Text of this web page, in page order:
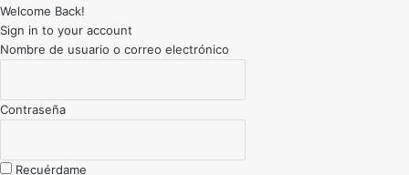
Welcome Back!
Sign in to your account
Nombre de usuario o correo electrónico
Contraseña
Recuérdame